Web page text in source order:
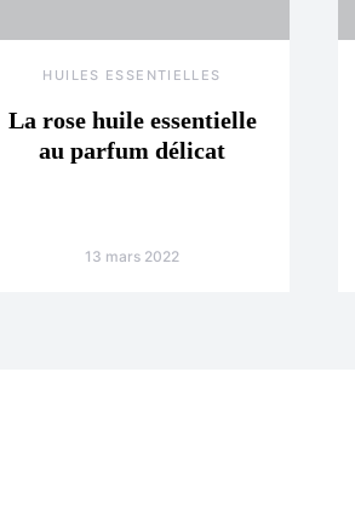
HUILES ESSENTIELLES
La rose huile essentielle
au parfum délicat
13 mars 2022